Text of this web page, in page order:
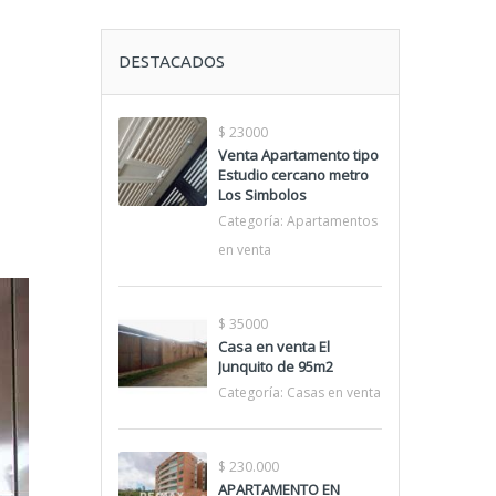
DESTACADOS
$ 23000
Venta Apartamento tipo
Estudio cercano metro
Los Simbolos
Categoría: Apartamentos
en venta
$ 35000
Casa en venta El
Junquito de 95m2
Categoría: Casas en venta
$ 230.000
APARTAMENTO EN